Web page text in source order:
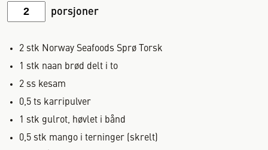
porsjoner
2 stk Norway Seafoods Sprø Torsk
1
stk naan brød delt i to
2 ss kesam
0,5 ts karripulver
1
stk gulrot, høvlet i bånd
0,5 stk mango i terninger (skrelt)